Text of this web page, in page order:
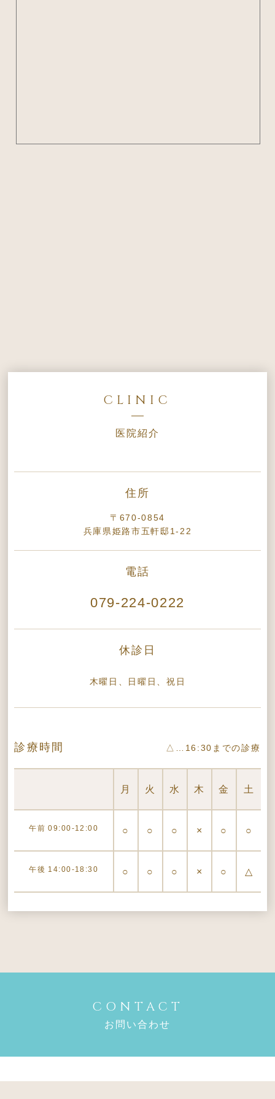
CLINIC
医院紹介
住所
〒670-0854
兵庫県姫路市五軒邸1-22
電話
079-224-0222
休診日
木曜日、日曜日、祝日
診療時間 △…16:30までの診療
月 火 水 木 金 土
午前09:00-12:00 ○ ○ ○ × ○ ○
午後 14:00-18:30 ○ ○ ○ × ○ △
CONTACT
お問い合わせ